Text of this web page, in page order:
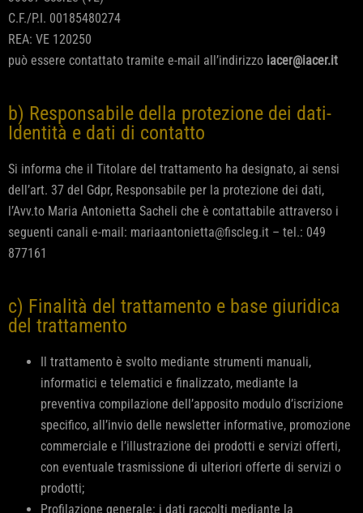
C.F./P.I. 00185480274
REA: VE 120250
può essere contattato tramite e-mail all’indirizzo iacer@iacer.it
b) Responsabile della protezione dei dati-
Identità e dati di contatto
Si informa che il Titolare del trattamento ha designato, ai sensi
dell’art. 37 del Gdpr, Responsabile per la protezione dei dati,
l’Avv.to Maria Antonietta Sacheli che è contattabile attraverso i
seguenti canali e-mail: mariaantonietta@fiscleg.it – tel.: 049
877161
c) Finalità del trattamento e base giuridica
del trattamento
Il trattamento è svolto mediante strumenti manuali,
informatici e telematici e finalizzato, mediante la
preventiva compilazione dell’apposito modulo d’iscrizione
specifico, all’invio delle newsletter informative, promozione
commerciale e l’illustrazione dei prodotti e servizi offerti,
con eventuale trasmissione di ulteriori offerte di servizi o
prodotti;
Profilazione generale: i dati raccolti mediante la